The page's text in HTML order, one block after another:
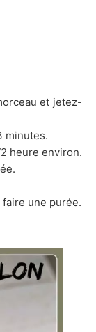
et jetez-
minutes.
heure environ.
une purée.